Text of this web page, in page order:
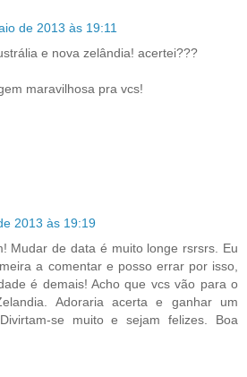
de 2013 às 19:11
e nova zelândia! acertei???
maravilhosa pra vcs!
2013 às 19:19
Mudar de data é muito longe rsrsrs. Eu
a comentar e posso errar por isso,
é demais! Acho que vcs vão para o
Adoraria acerta e ganhar um
se muito e sejam felizes. Boa